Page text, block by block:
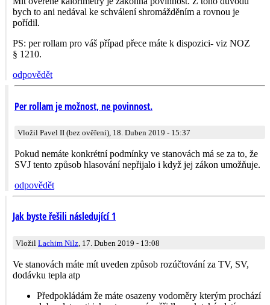
bych to ani nedával ke schválení shromážděním a rovnou je
pořídil.
PS: per rollam pro váš případ přece máte k dispozici- viz NOZ
§ 1210.
odpovědět
Per rollam je možnost, ne povinnost.
Vložil Pavel II (bez ověření), 18. Duben 2019 - 15:37
Pokud nemáte konkrétní podmínky ve stanovách má se za to, že
SVJ tento způsob hlasování nepřijalo i když jej zákon umožňuje.
odpovědět
Jak byste řešili následující 1
Vložil Lachim Nilz , 17. Duben 2019 - 13:08
Ve stanovách máte mít uveden způsob rozúčtování za TV, SV,
dodávku tepla atp
Předpokládám že máte osazeny vodoměry kterým prochází